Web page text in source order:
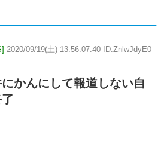
2020/09/19(土) 13:56:07.40 ID:ZnlwJdyE0
かんにして報道しない自